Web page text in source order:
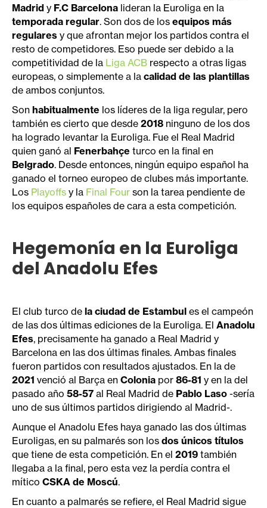
Madrid y F.C Barcelona lideran la Euroliga en la
temporada regular. Son dos de los equipos más
regulares y que afrontan mejor los partidos contra el
resto de competidores. Eso puede ser debido a la
competitividad de la Liga ACB respecto a otras ligas
europeas, o simplemente a la calidad de las plantillas
de ambos conjuntos.
Son habitualmente los líderes de la liga regular, pero
también es cierto que desde 2018 ninguno de los dos
ha logrado levantar la Euroliga. Fue el Real Madrid
quien ganó al Fenerbahçe turco en la final en
Belgrado. Desde entonces, ningún equipo español ha
ganado el torneo europeo de clubes más importante.
Los Playoffs y la Final Four son la tarea pendiente de
los equipos españoles de cara a esta competición.
Hegemonía en la Euroliga
del Anadolu Efes
El club turco de la ciudad de Estambul es el campeón
de las dos últimas ediciones de la Euroliga. El Anadolu
Efes, precisamente ha ganado a Real Madrid y
Barcelona en las dos últimas finales. Ambas finales
fueron partidos con resultados ajustados. En la de
2021 venció al Barça en Colonia por 86-81 y en la del
pasado año 58-57 al Real Madrid de Pablo Laso -sería
uno de sus últimos partidos dirigiendo al Madrid-.
Aunque el Anadolu Efes haya ganado las dos últimas
Euroligas, en su palmarés son los dos únicos títulos
que tiene de esta competición. En el 2019 también
llegaba a la final, pero esta vez la perdía contra el
mítico CSKA de Moscú.
En cuanto a palmarés se refiere, el Real Madrid sigue